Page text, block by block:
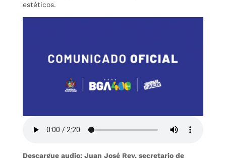
estéticos.
Descargue audio: Juan José Rey, secretario de